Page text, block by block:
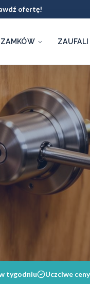
ofertę!
ZAUFALI
tygodniu Uczciwe ceny